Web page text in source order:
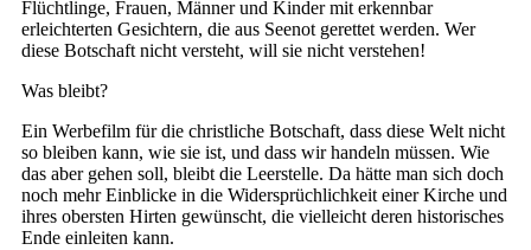
Flüchtlinge, Frauen, Männer und Kinder mit erkennbar
erleichterten Gesichtern, die aus Seenot gerettet werden. Wer
diese Botschaft nicht versteht, will sie nicht verstehen!
Was bleibt?
Ein Werbefilm für die christliche Botschaft, dass diese Welt nicht
so bleiben kann, wie sie ist, und dass wir handeln müssen. Wie
das aber gehen soll, bleibt die Leerstelle. Da hätte man sich doch
noch mehr Einblicke in die Widersprüchlichkeit einer Kirche und
ihres obersten Hirten gewünscht, die vielleicht deren historisches
Ende einleiten kann.